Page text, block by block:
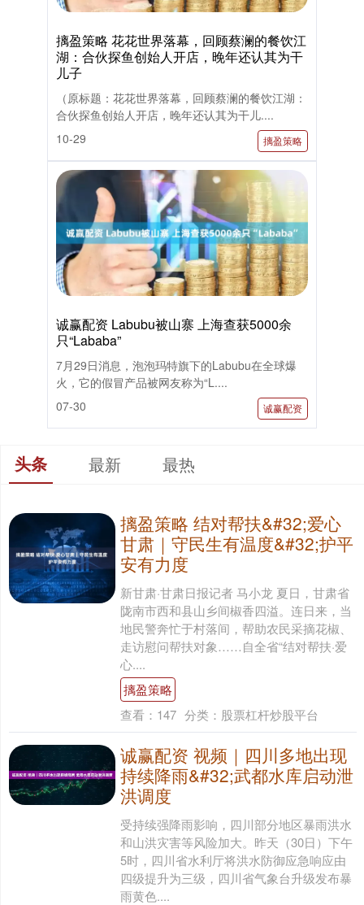
摛盈策略 花花世界落幕，回顾蔡澜的餐饮江
湖：合伙探鱼创始人开店，晚年还认其为干
儿子
（原标题：花花世界落幕，回顾蔡澜的餐饮江湖：
合伙探鱼创始人开店，晚年还认其为干儿....
10-29
摛盈策略
诚赢配资 Labubu被山寨 上海查获5000余
只“Lababa”
7月29日消息，泡泡玛特旗下的Labubu在全球爆
火，它的假冒产品被网友称为“L....
07-30
诚赢配资
头条 最新 最热
摛盈策略 结对帮扶&#32;爱心
甘肃｜守民生有温度&#32;护平
安有力度
新甘肃·甘肃日报记者 马小龙 夏日，甘肃省
陇南市西和县山乡间椒香四溢。连日来，当
地民警奔忙于村落间，帮助农民采摘花椒、
走访慰问帮扶对象……自全省“结对帮扶·爱
心....
摛盈策略
查看： 147 分类： 股票杠杆炒股平台
诚赢配资 视频｜四川多地出现
持续降雨&#32;武都水库启动泄
洪调度
受持续强降雨影响，四川部分地区暴雨洪水
和山洪灾害等风险加大。昨天（30日）下午
5时，四川省水利厅将洪水防御应急响应由
四级提升为三级，四川省气象台升级发布暴
雨黄色....